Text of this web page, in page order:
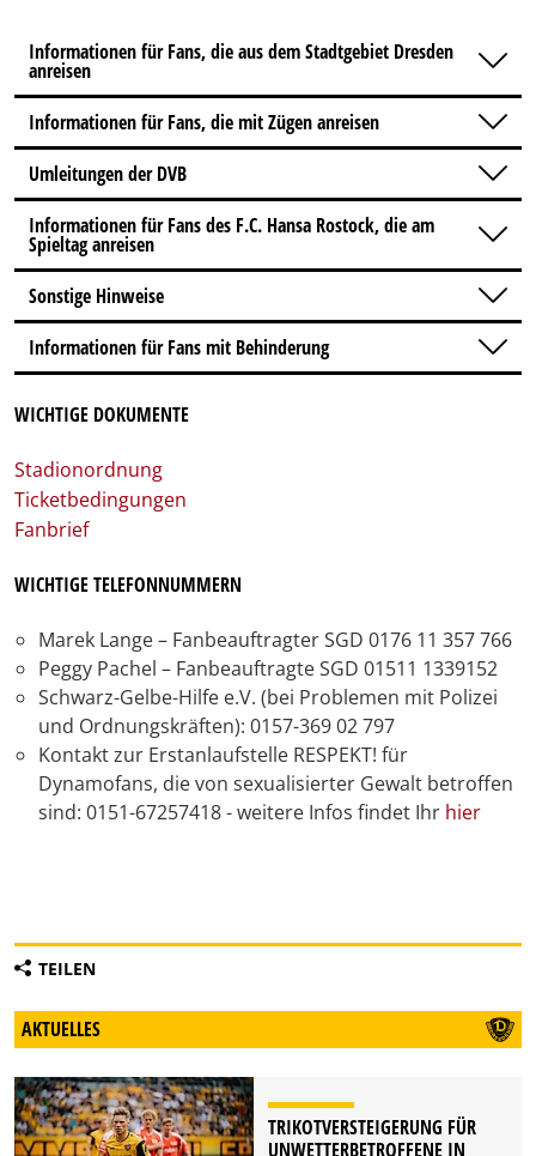
Informationen für Fans, die aus dem Stadtgebiet Dresden
anreisen
Informationen für Fans, die mit Zügen anreisen
Umleitungen der DVB
Informationen für Fans des F.C. Hansa Rostock, die am
Spieltag anreisen
Sonstige Hinweise
Informationen für Fans mit Behinderung
WICHTIGE DOKUMENTE
Stadionordnung
Ticketbedingungen
Fanbrief
WICHTIGE TELEFONNUMMERN
Marek Lange – Fanbeauftragter SGD 0176 11 357 766
Peggy Pachel – Fanbeauftragte SGD 01511 1339152
Schwarz-Gelbe-Hilfe e.V. (bei Problemen mit Polizei
und Ordnungskräften): 0157-369 02 797
Kontakt zur Erstanlaufstelle RESPEKT! für
Dynamofans, die von sexualisierter Gewalt betroffen
sind: 0151-67257418 - weitere Infos findet Ihr hier
TEILEN
AKTUELLES
TRIKOTVERSTEIGERUNG FÜR
UNWETTERBETROFFENE IN